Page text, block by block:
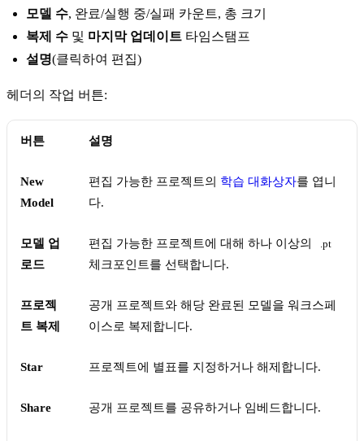
모델 수, 완료/실행 중/실패 카운트, 총 크기
복제 수 및 마지막 업데이트 타임스탬프
설명(클릭하여 편집)
헤더의 작업 버튼:
버튼 설명
New
Model
편집 가능한 프로젝트의 학습 대화상자를 엽니
다.
모델 업
로드
편집 가능한 프로젝트에 대해 하나 이상의 .pt
체크포인트를 선택합니다.
프로젝
트 복제
공개 프로젝트와 해당 완료된 모델을 워크스페
이스로 복제합니다.
Star 프로젝트에 별표를 지정하거나 해제합니다.
Share 공개 프로젝트를 공유하거나 임베드합니다.